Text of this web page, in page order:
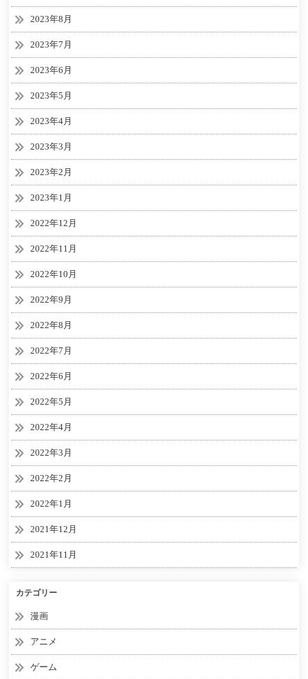
2023年8月
2023年7月
2023年6月
2023年5月
2023年4月
2023年3月
2023年2月
2023年1月
2022年12月
2022年11月
2022年10月
2022年9月
2022年8月
2022年7月
2022年6月
2022年5月
2022年4月
2022年3月
2022年2月
2022年1月
2021年12月
2021年11月
カテゴリー
漫画
アニメ
ゲーム